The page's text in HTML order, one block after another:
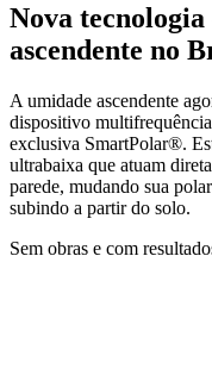
Nova
ascendente no
A umidade ascendente
dispositivo
exclusiva SmartPolar®.
ultrabaixa que atuam
parede, mudando sua
subindo a partir do solo.
Sem obras e com